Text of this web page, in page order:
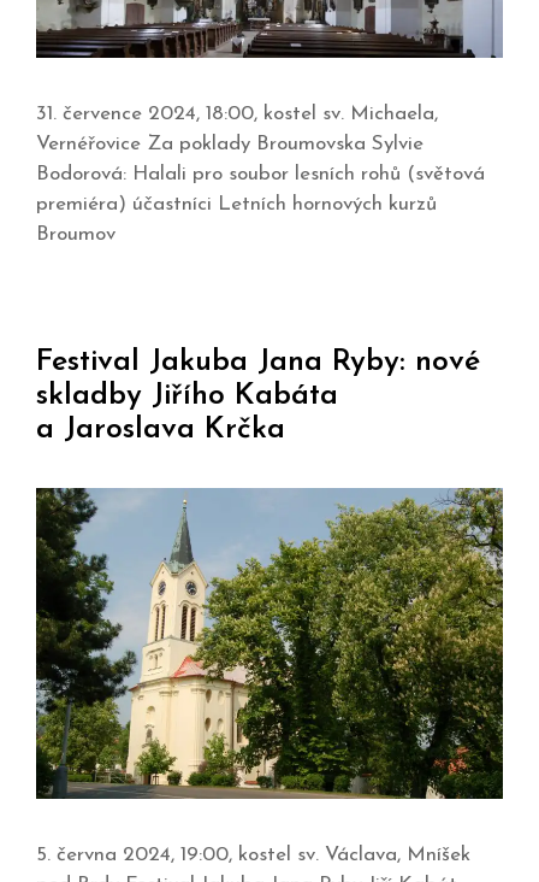
31. července 2024, 18:00, kostel sv. Michaela,
Vernéřovice Za poklady Broumovska Sylvie
Bodorová: Halali pro soubor lesních rohů (světová
premiéra) účastníci Letních hornových kurzů
Broumov
Festival Jakuba Jana Ryby: nové
skladby Jiřího Kabáta
a Jaroslava Krčka
5. června 2024, 19:00, kostel sv. Václava, Mníšek